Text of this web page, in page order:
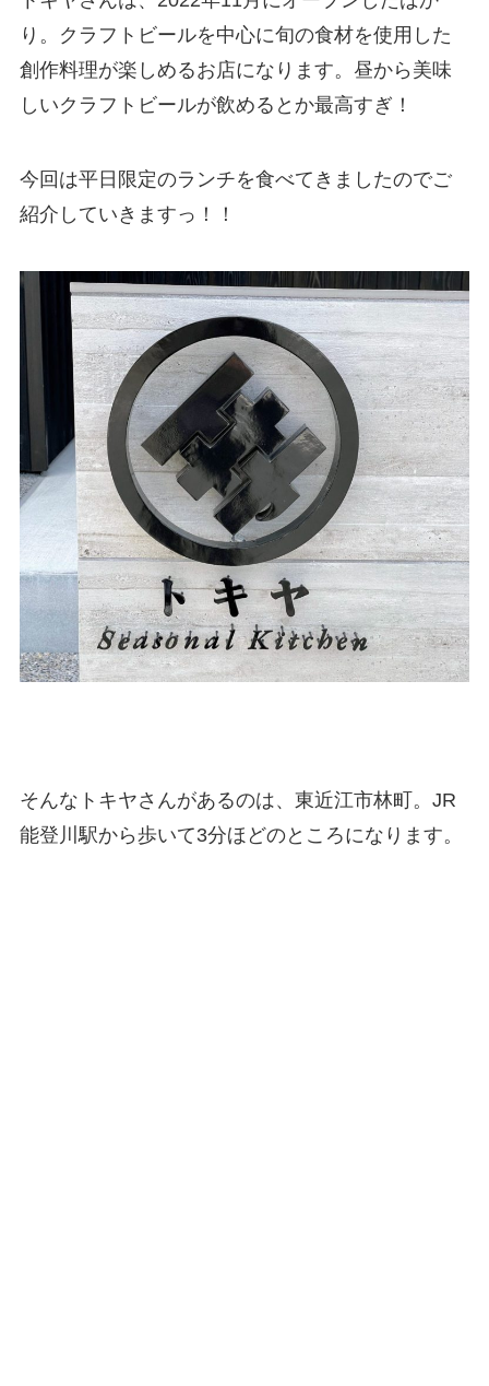
り。クラフトビールを中心に旬の食材を使用した
創作料理が楽しめるお店になります。昼から美味
しいクラフトビールが飲めるとか最高すぎ！
今回は平日限定のランチを食べてきましたのでご
紹介していきますっ！！
そんなトキヤさんがあるのは、東近江市林町。JR
能登川駅から歩いて3分ほどのところになります。